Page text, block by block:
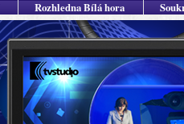
Rozhledna Bílá hora